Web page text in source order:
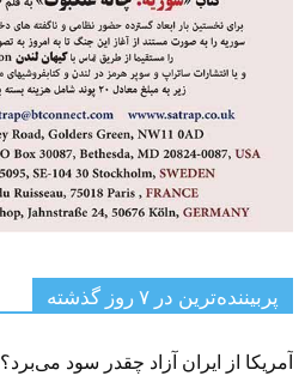
پربیننده‌ترین‌ در ۷ روز گذشته
آمریکا از ایران آزاد چقدر سود می‌برد؟